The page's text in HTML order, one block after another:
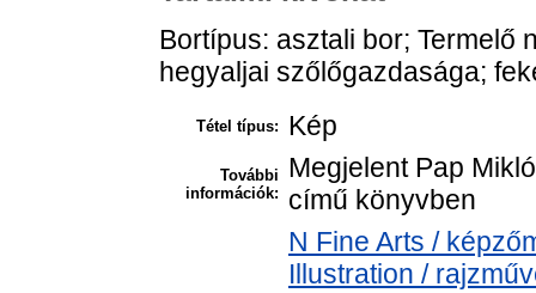
Bortípus: asztali bor; Termelő
hegyaljai szőlőgazdasága;
Tétel típus: Kép
További
információk:
Megjelent Pap
című könyvben
N Fine Arts /
Illustration /